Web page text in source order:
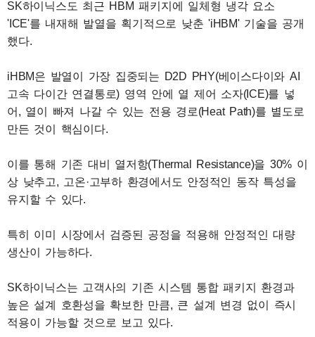
SK하이닉스도 최근 HBM 패키지에 일체형 냉각 요소
'ICE'를 내재해 발열을 획기적으로 낮춘 'iHBM' 기술을 공개
했다.
iHBM은 발열이 가장 집중되는 D2D PHY(베이스다이와 AI
고속 다이간 연결통로) 영역 안에 열 제어 소자(ICE)를 넣
어, 열이 빠져 나갈 수 있는 전용 경로(Heat Path)를 별도로
만든 것이 핵심이다.
이를 통해 기존 대비 열저항(Thermal Resistance)을 30% 이
상 낮추고, 고온·고부하 환경에서도 안정적인 동작 특성을
유지할 수 있다.
특히 이미 시장에서 검증된 공정을 적용해 안정적인 대량
생산이 가능하다.
SK하이닉스는 고객사의 기존 시스템 통합 패키지 환경과
높은 설계 호환성을 확보한 만큼, 큰 설계 변경 없이 즉시
적용이 가능할 것으로 보고 있다.